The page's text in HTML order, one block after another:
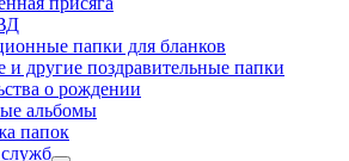
папки для бланков
и другие поздравительные папки
о рождении
альбомы
папок